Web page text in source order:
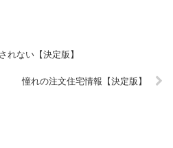
れない【決定版】
憧れの注文住宅情報【決定版】